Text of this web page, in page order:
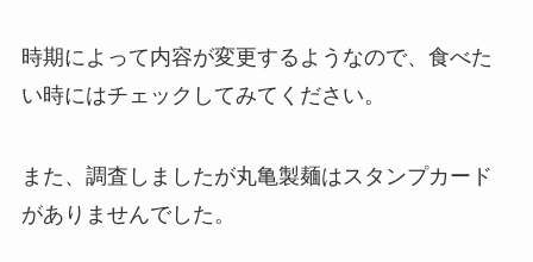
時期によって内容が変更するようなので、食べた
い時にはチェックしてみてください。
また、調査しましたが丸亀製麺はスタンプカード
がありませんでした。